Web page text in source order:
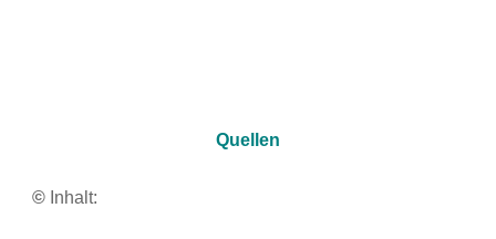
Quellen
© Inhalt: